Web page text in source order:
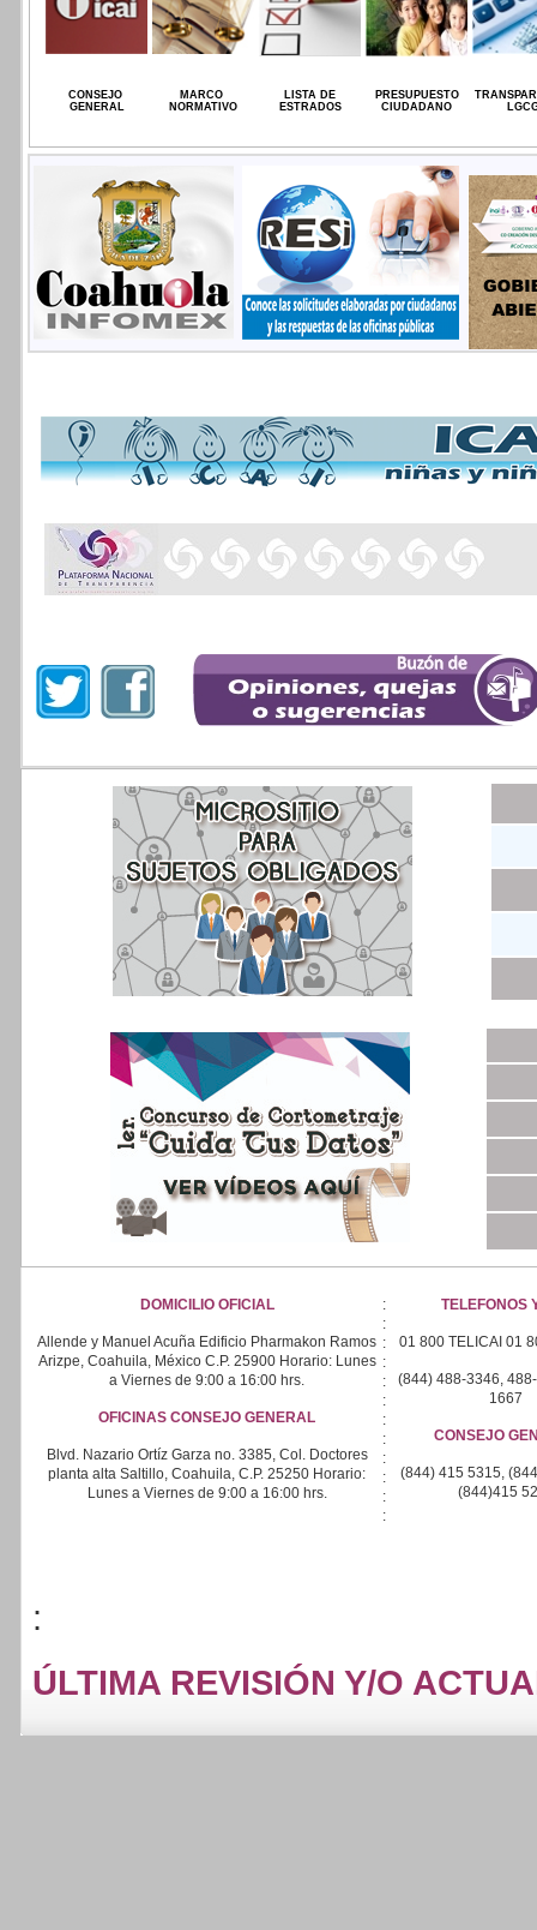
CONSEJO
GENERAL
MARCO
NORMATIVO
LISTA DE
ESTRADOS
PRESUPUESTO
CIUDADANO
DOMICILIO OFICIAL
Allende y Manuel Acuña Edificio Pharmakon Ramos
Arizpe, Coahuila, México C.P. 25900 Horario: Lunes
a Viernes de 9:00 a 16:00 hrs.
OFICINAS CONSEJO GENERAL
Blvd. Nazario Ortíz Garza no. 3385, Col. Doctores
planta alta Saltillo, Coahuila, C.P. 25250 Horario:
Lunes a Viernes de 9:00 a 16:00 hrs.
:
:
:
:
:
:
:
:
:
:
:
:
TELEFONOS
01 800 TELICAI 01
(844) 488-3346,
1667
CONSEJO
(844) 415 5315,
(844)415
:
ÚLTIMA REVISIÓN Y/O